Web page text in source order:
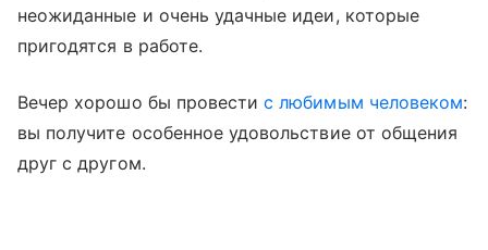
неожиданные и очень удачные идеи, которые
пригодятся в работе.
Вечер хорошо бы провестис любимым человеком:
вы получите особенное удовольствие от общения
друг с другом.